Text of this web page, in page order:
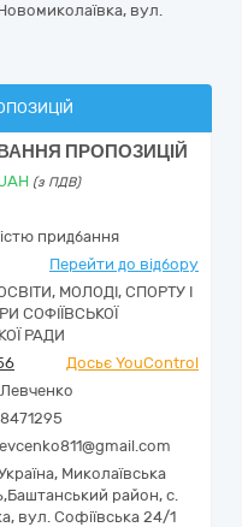
вул.
ПРОПОЗИЦІЙ
(з ПДВ)
придбання
Перейти до відбору
МОЛОДІ, СПОРТУ І
СОФІЇВСЬКОЇ
РАДИ
Досьє YouControl
, Миколаївська
Баштанський район, с.
вул. Софіївська 24/1